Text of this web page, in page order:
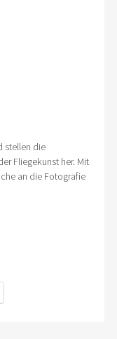
stellen die
Fliegekunst her. Mit
an die Fotografie